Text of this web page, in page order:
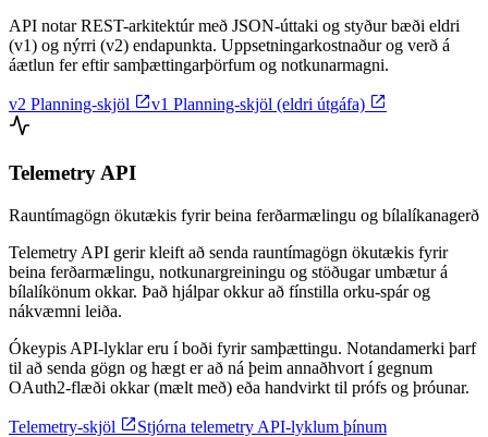
API notar REST-arkitektúr með JSON-úttaki og styður bæði eldri
(v1) og nýrri (v2) endapunkta. Uppsetningarkostnaður og verð á
áætlun fer eftir samþættingarþörfum og notkunarmagni.
v2 Planning-skjöl v1 Planning-skjöl (eldri útgáfa) 
Telemetry API
Rauntímagögn ökutækis fyrir beina ferðarmælingu og bílalíkanagerð
Telemetry API gerir kleift að senda rauntímagögn ökutækis fyrir
beina ferðarmælingu, notkunargreiningu og stöðugar umbætur á
bílalíkönum okkar. Það hjálpar okkur að fínstilla orku-spár og
nákvæmni leiða.
Ókeypis API-lyklar eru í boði fyrir samþættingu. Notandamerki þarf
til að senda gögn og hægt er að ná þeim annaðhvort í gegnum
OAuth2-flæði okkar (mælt með) eða handvirkt til prófs og þróunar.
Telemetry-skjöl Stjórna telemetry API-lyklum þínum